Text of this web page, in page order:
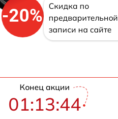
-20%
Скидка по
предварительной
записи на сайте
Конец акции
01:13:43